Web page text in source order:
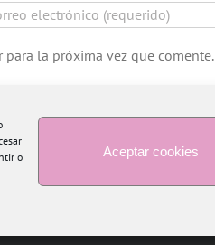
o
Aceptar cookies
la próxima vez que comente.